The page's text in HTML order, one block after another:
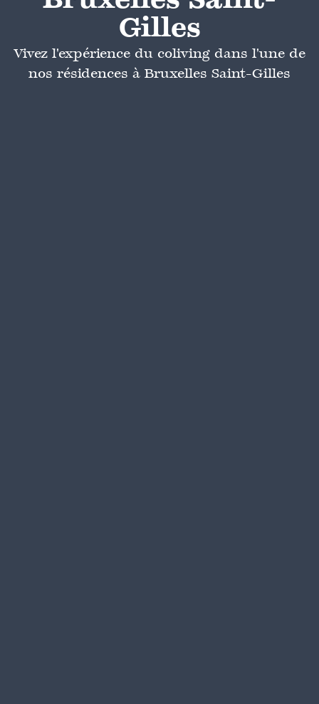
Gilles
Vivez l'expérience du coliving dans l'une de
nos résidences à Bruxelles Saint-Gilles